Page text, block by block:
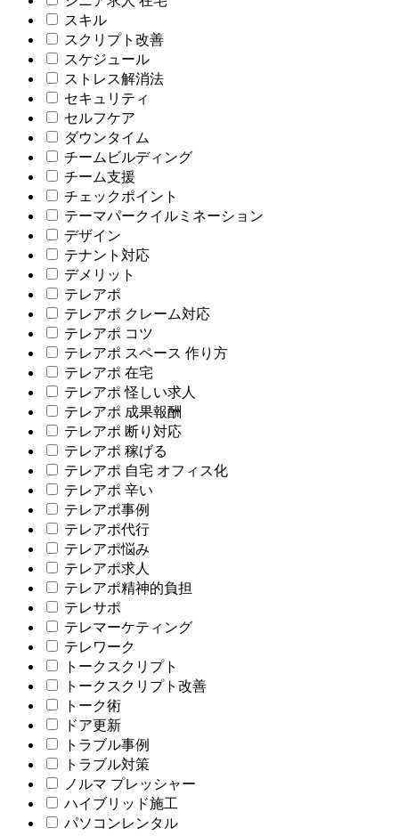
スキル
スクリプト改善
スケジュール
ストレス解消法
セキュリティ
セルフケア
ダウンタイム
チームビルディング
チーム支援
チェックポイント
テーマパークイルミネーション
デザイン
テナント対応
デメリット
テレアポ
テレアポ クレーム対応
テレアポ コツ
テレアポ スペース 作り方
テレアポ 在宅
テレアポ 怪しい求人
テレアポ 成果報酬
テレアポ 断り対応
テレアポ 稼げる
テレアポ 自宅 オフィス化
テレアポ 辛い
テレアポ事例
テレアポ代行
テレアポ悩み
テレアポ求人
テレアポ精神的負担
テレサポ
テレマーケティング
テレワーク
トークスクリプト
トークスクリプト改善
トーク術
ドア更新
トラブル事例
トラブル対策
ノルマ プレッシャー
ハイブリッド施工
パソコンレンタル